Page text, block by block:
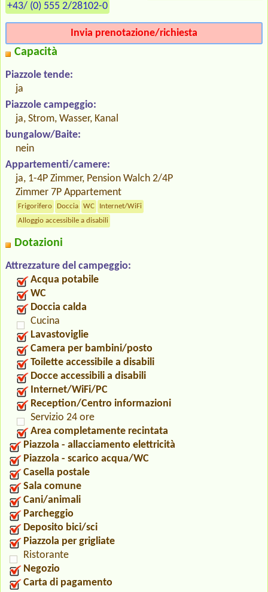
+43/ (0) 555 2/28102-0
Invia prenotazione/richiesta
Capacità
Piazzole tende:
ja
Piazzole campeggio:
ja, Strom, Wasser, Kanal
bungalow/Baite:
nein
Appartementi/camere:
ja, 1-4P Zimmer, Pension Walch 2/4P
Zimmer 7P Appartement
Frigorifero Doccia WC
Internet/WiFi
Alloggio accessibile a disabili
Dotazioni
Attrezzature del campeggio:
Acqua potabile
WC
Doccia calda
Cucina
Lavastoviglie
Camera per bambini/posto
Toilette accessibile a disabili
Docce accessibili a disabili
Internet/WiFi/PC
Reception/Centro informazioni
Servizio 24 ore
Area completamente recintata
Piazzola - allacciamento elettricità
Piazzola - scarico acqua/WC
Casella postale
Sala comune
Cani/animali
Parcheggio
Deposito bici/sci
Piazzola per grigliate
Ristorante
Negozio
Carta di pagamento